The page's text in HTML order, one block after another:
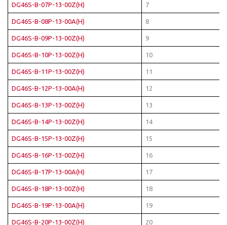
DG46S-B-07P-13-00Z(H) 7
DG46S-B-08P-13-00A(H) 8
DG46S-B-09P-13-00Z(H) 9
DG46S-B-10P-13-00Z(H) 10
DG46S-B-11P-13-00Z(H) 11
DG46S-B-12P-13-00A(H) 12
DG46S-B-13P-13-00Z(H) 13
DG46S-B-14P-13-00Z(H) 14
DG46S-B-15P-13-00Z(H) 15
DG46S-B-16P-13-00Z(H) 16
DG46S-B-17P-13-00A(H) 17
DG46S-B-18P-13-00Z(H) 18
DG46S-B-19P-13-00A(H) 19
DG46S-B-20P-13-00Z(H) 20